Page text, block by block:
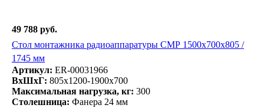
49 788 руб.
Стол монтажника радиоаппаратуры СМР 1500х700х805 /
1745 мм
Артикул: ER-00031966
ВxШxГ: 805x1200-1900x700
Максимальная нагрузка, кг: 300
Столешница: Фанера 24 мм